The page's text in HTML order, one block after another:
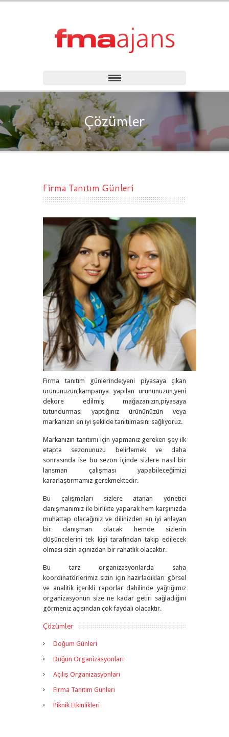
Çözümler
Firma Tanıtım Günleri
Firma tanıtım günlerinde;yeni piyasaya çıkan
ürününüzün,kampanya yapılan ürününüzün,yeni
dekore edilmiş mağazanızın,piyasaya
tutundurması yaptığınız ürününüzün veya
markanızın en iyi şekilde tanıtılmasını sağlıyoruz.
Markanızın tanıtımı için yapmanız gereken şey ilk
etapta sezonunuzu belirlemek ve daha
sonrasında ise bu sezon içinde sizlere nasıl bir
lansman çalışması yapabileceğimizi
kararlaştırmamız gerekmektedir.
Bu çalışmaları sizlere atanan yönetici
danışmanımız ile birlikte yaparak hem karşınızda
muhattap olacağınız ve dilinizden en iyi anlayan
bir danışman olacak hemde sizlerin
düşüncelerini tek kişi tarafından takip edilecek
olması sizin açınızdan bir rahatlık olacaktır.
Bu tarz organizasyonlarda saha
koordinatörlerimiz sizin için hazırladıkları görsel
ve analitik içerikli raporlar dahilinde yağtığımız
organizasyonun size ne kadar getiri sağladığını
görmeniz açısından çok faydalı olacaktır.
Çözümler
Doğum Günleri
Düğün Organizasyonları
Açılış Organizasyonları
Firma Tanıtım Günleri
Piknik Etkinlikleri